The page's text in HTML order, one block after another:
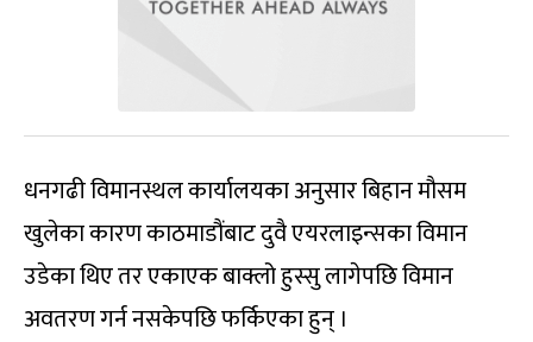
धनगढी विमानस्थल कार्यालयका अनुसार बिहान मौसम
खुलेका कारण काठमाडौंबाट दुवै एयरलाइन्सका विमान
उडेका थिए तर एकाएक बाक्लो हुस्सु लागेपछि विमान
अवतरण गर्न नसकेपछि फर्किएका हुन् ।